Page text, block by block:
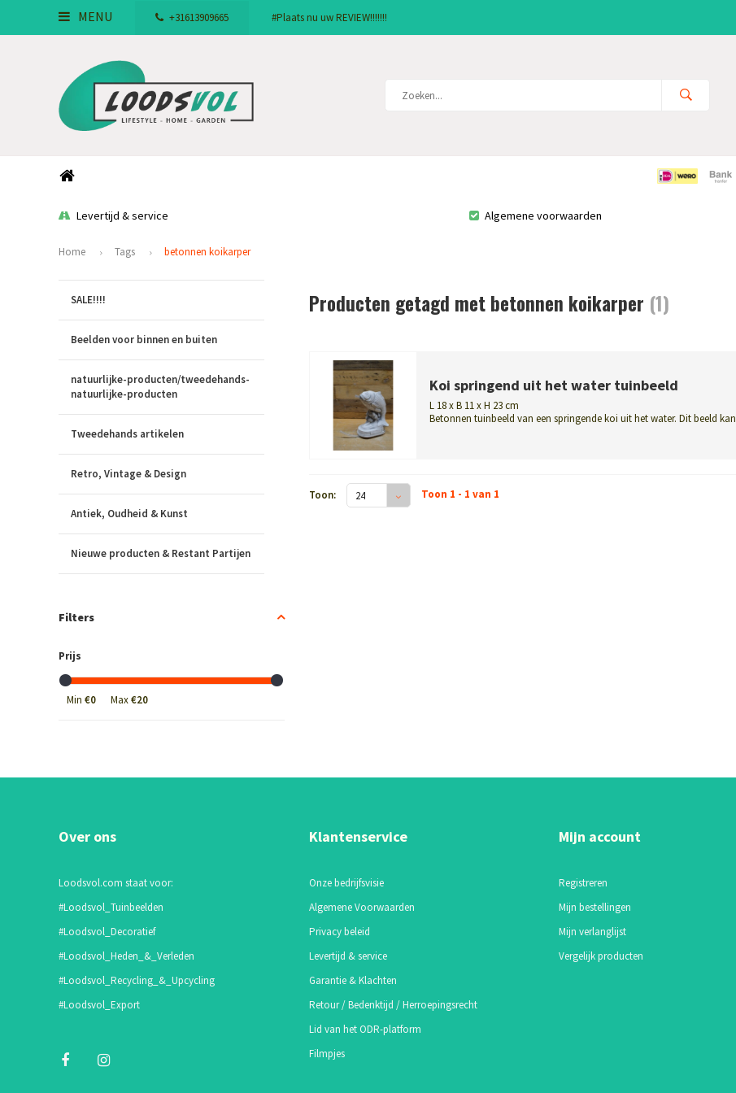
MENU +31613909665 #Plaats nu uw REVIEW!!!!!!!
Levertijd & service Algemene voorwaarden
Home Tags betonnen koikarper
SALE!!!!
Beelden voor binnen en buiten
natuurlijke-producten/tweedehands-
natuurlijke-producten
Tweedehands artikelen
Retro, Vintage & Design
Antiek, Oudheid & Kunst
Nieuwe producten & Restant Partijen
Filters
Prijs
Min €0 Max€20
Producten getagd met betonnen koikarper (1)
Koi springend uit het water tuinbeeld
L 18 x B 11 x H 23 cm
Betonnen tuinbeeld van een springende koi uit het water. Dit beeld kan
Toon: 24 Toon 1 - 1 van 1
Over ons
Loodsvol.com staat voor:
#Loodsvol_Tuinbeelden
#Loodsvol_Decoratief
#Loodsvol_Heden_&_Verleden
#Loodsvol_Recycling_&_Upcycling
#Loodsvol_Export
Klantenservice
Onze bedrijfsvisie
Algemene Voorwaarden
Privacy beleid
Levertijd & service
Garantie & Klachten
Retour / Bedenktijd / Herroepingsrecht
Lid van het ODR-platform
Filmpjes
Mijn account
Registreren
Mijn bestellingen
Mijn verlanglijst
Vergelijk producten